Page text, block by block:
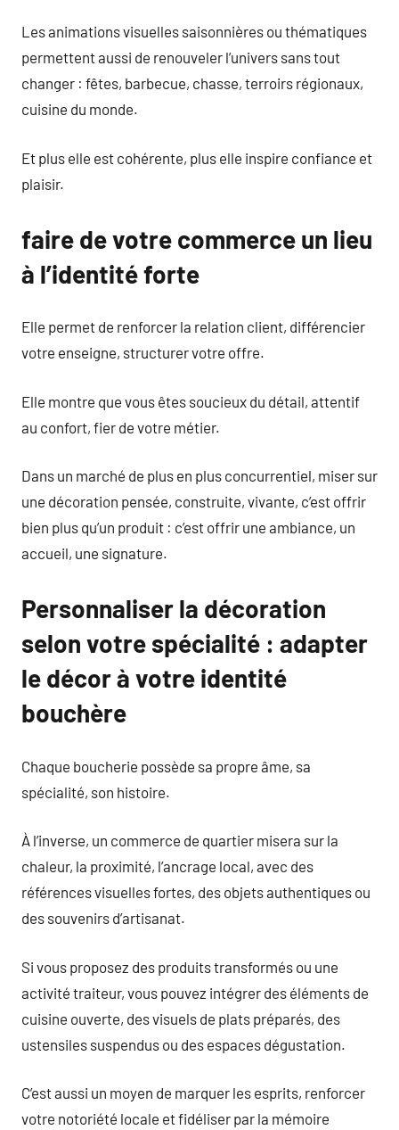
Les animations visuelles saisonnières ou thématiques
permettent aussi de renouveler l’univers sans tout
changer : fêtes, barbecue, chasse, terroirs régionaux,
cuisine du monde.
Et plus elle est cohérente, plus elle inspire confiance et
plaisir.
faire de votre commerce un lieu
à l’identité forte
Elle permet de renforcer la relation client, différencier
votre enseigne, structurer votre offre.
Elle montre que vous êtes soucieux du détail, attentif
au confort, fier de votre métier.
Dans un marché de plus en plus concurrentiel, miser sur
une décoration pensée, construite, vivante, c’est offrir
bien plus qu’un produit : c’est offrir une ambiance, un
accueil, une signature.
Personnaliser la décoration
selon votre spécialité : adapter
le décor à votre identité
bouchère
Chaque boucherie possède sa propre âme, sa
spécialité, son histoire.
À l’inverse, un commerce de quartier misera sur la
chaleur, la proximité, l’ancrage local, avec des
références visuelles fortes, des objets authentiques ou
des souvenirs d’artisanat.
Si vous proposez des produits transformés ou une
activité traiteur, vous pouvez intégrer des éléments de
cuisine ouverte, des visuels de plats préparés, des
ustensiles suspendus ou des espaces dégustation.
C’est aussi un moyen de marquer les esprits, renforcer
votre notoriété locale et fidéliser par la mémoire